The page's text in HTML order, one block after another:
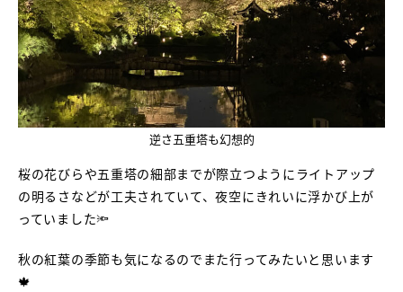
逆さ五重塔も幻想的
桜の花びらや五重塔の細部までが際立つようにライトアップ
の明るさなどが工夫されていて、夜空にきれいに浮かび上が
っていました🔦
秋の紅葉の季節も気になるのでまた行ってみたいと思います
🍁